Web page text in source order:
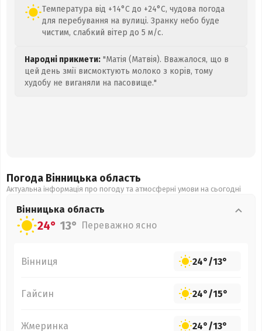
Температура від +14°C до +24°C, чудова погода
для перебування на вулиці. Зранку небо буде
чистим, слабкий вітер до 5 м/с.
Народні прикмети: "Матія (Матвія). Вважалося, що в
цей день змії висмоктують молоко з корів, тому
худобу не виганяли на пасовище."
Погода Вінницька область
Актуальна інформація про погоду та атмосферні умови на сьогодні
Вінницька область
24° 13° Переважно ясно
Вінниця 24°/13°
Гайсин 24°/15°
Жмеринка 24°/13°